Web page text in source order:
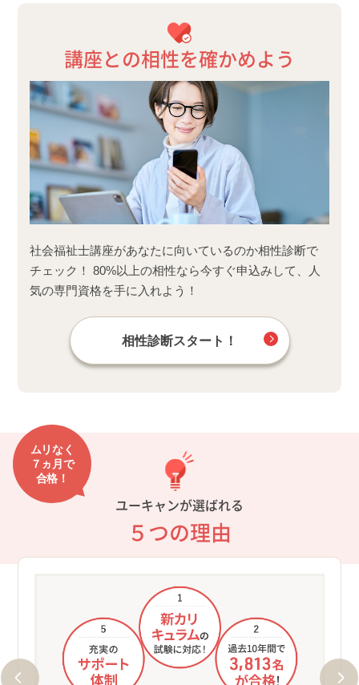
講座との相性を確かめよう
社会福祉士講座があなたに向いているのか相性診断で
チェック！ 80%以上の相性なら今すぐ申込みして、人
気の専門資格を手に入れよう！
相性診断スタート！
ムリなく
７ヵ月で
合格！
ユーキャンが選ばれる
５つの理由